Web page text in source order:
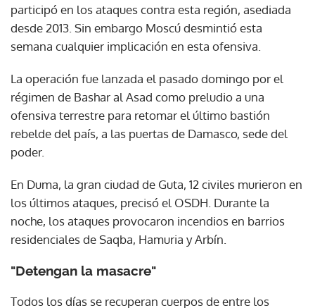
participó en los ataques contra esta región, asediada
desde 2013. Sin embargo Moscú desmintió esta
semana cualquier implicación en esta ofensiva.
La operación fue lanzada el pasado domingo por el
régimen de Bashar al Asad como preludio a una
ofensiva terrestre para retomar el último bastión
rebelde del país, a las puertas de Damasco, sede del
poder.
En Duma, la gran ciudad de Guta, 12 civiles murieron en
los últimos ataques, precisó el OSDH. Durante la
noche, los ataques provocaron incendios en barrios
residenciales de Saqba, Hamuria y Arbín.
"Detengan la masacre"
Todos los días se recuperan cuerpos de entre los